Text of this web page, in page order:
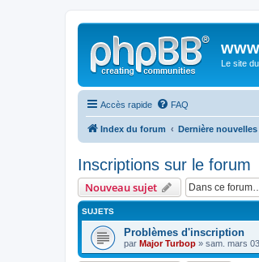
Le site
Accès rapide FAQ
Index du forum Dernière nouvelles
Inscriptions sur le forum
Nouveau sujet
SUJETS
Problèmes d'inscription
par Major Turbop » sam. mars